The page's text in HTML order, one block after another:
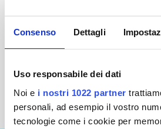
Consenso Dettagli
Uso responsabile dei dati
Noi e i nostri 1022 partner
personali, ad esempio il vostro
tecnologie come i cookie per
2011 2010
‹